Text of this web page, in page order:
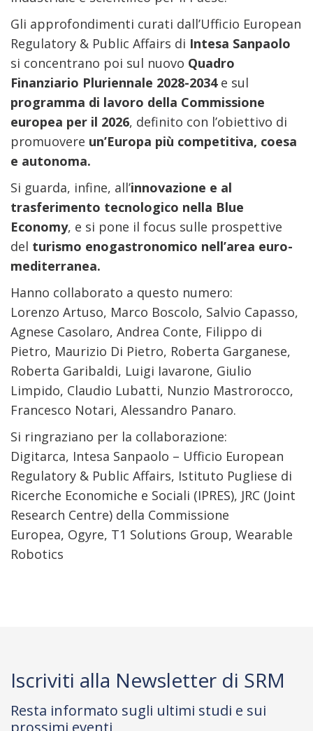
Gli approfondimenti curati dall’Ufficio European
Regulatory & Public Affairs di Intesa Sanpaolo
si concentrano poi sul nuovo Quadro
Finanziario Pluriennale 2028-2034e sul
programma di lavoro della Commissione
europea per il 2026, definito con l’obiettivo di
promuovere un’Europa più competitiva, coesa
e autonoma.
Si guarda, infine, all’innovazione e al
trasferimento tecnologico nella Blue
Economy, e si pone il focus sulle prospettive
del turismo enogastronomico nell’area euro-
mediterranea.
Hanno collaborato a questo numero:
Lorenzo Artuso, Marco Boscolo, Salvio Capasso,
Agnese Casolaro, Andrea Conte, Filippo di
Pietro, Maurizio Di Pietro, Roberta Garganese,
Roberta Garibaldi, Luigi Iavarone, Giulio
Limpido, Claudio Lubatti, Nunzio Mastrorocco,
Francesco Notari, Alessandro Panaro.
Si ringraziano per la collaborazione:
Digitarca, Intesa Sanpaolo – Ufficio European
Regulatory & Public Affairs, Istituto Pugliese di
Ricerche Economiche e Sociali (IPRES), JRC (Joint
Research Centre) della Commissione
Europea, Ogyre, T1 Solutions Group, Wearable
Robotics
Iscriviti alla Newsletter di SRM
Resta informato sugli ultimi studi e sui
prossimi eventi